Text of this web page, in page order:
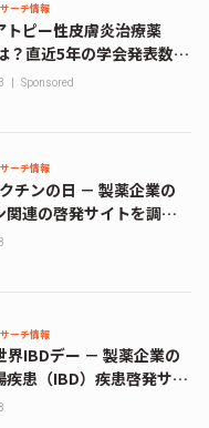
ーチ情報
トピー性皮膚炎治療薬
？直近5年の学会発表数か
会情報データベース解
Sponsored
ーチ情報
チンの日 － 製薬企業の
関連の啓発サイトを調査
6月版】
ーチ情報
界IBDデー － 製薬企業の
疾患（IBD）疾患啓発サイ
2026年5月版】